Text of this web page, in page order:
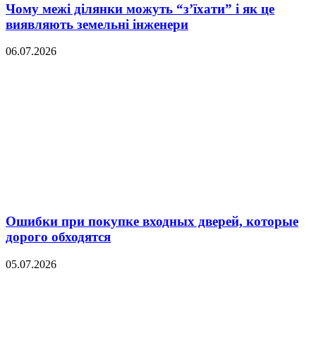
Чому межі ділянки можуть “з’їхати” і як це
виявляють земельні інженери
06.07.2026
Ошибки при покупке входных дверей, которые
дорого обходятся
05.07.2026